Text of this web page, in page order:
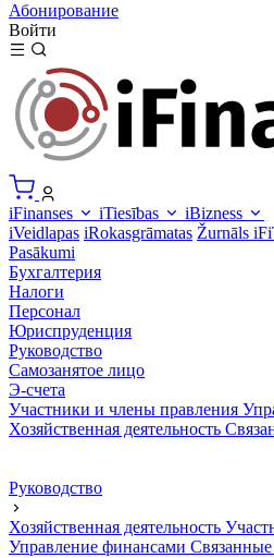
Абонирование
Войти
iFinanses iTiesības
iBizness
iVeidlapas iRokasgrāmatas Žurnāls
Pasākumi
Бухгалтерия
Налоги
Персонал
Юриспруденция
Руководство
Самозанятое лицо
Э-счета
Участники и члены правления
Хозяйственная деятельность
Руководство
Хозяйственная деятельность
Управление финансами